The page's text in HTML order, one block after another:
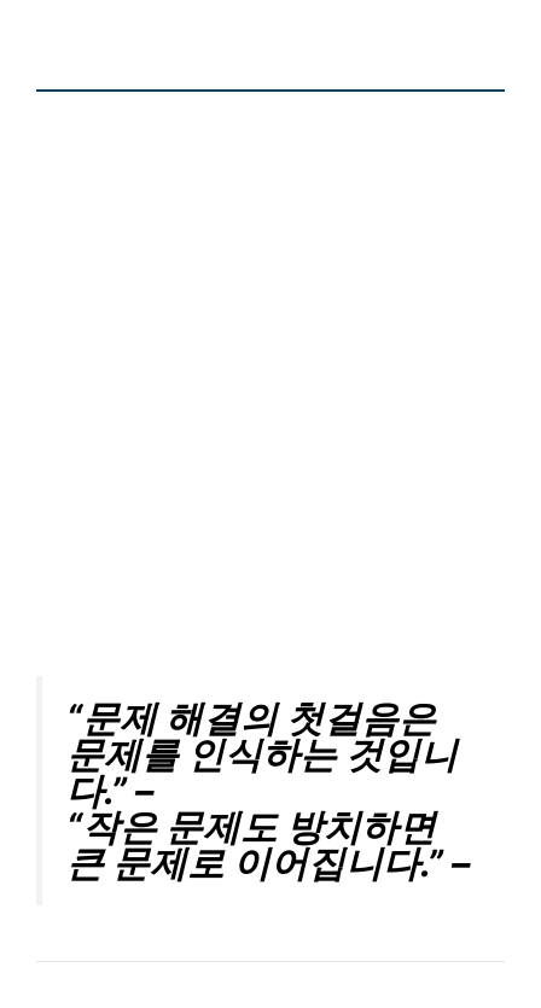
“문제 해결의 첫걸음은
문제를 인식하는 것입니
다.” –
“작은 문제도 방치하면
큰 문제로 이어집니다.” –